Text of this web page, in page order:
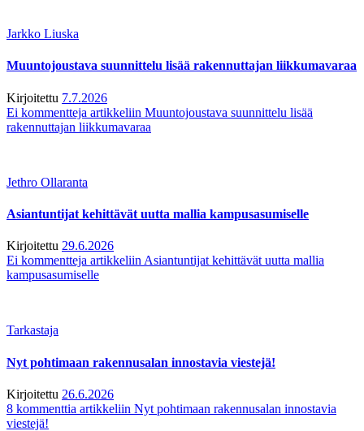
Jarkko Liuska
Muuntojoustava suunnittelu lisää rakennuttajan liikkumavaraa
Kirjoitettu 7.7.2026
Ei kommentteja artikkeliin Muuntojoustava suunnittelu lisää
rakennuttajan liikkumavaraa
Jethro Ollaranta
Asiantuntijat kehittävät uutta mallia kampusasumiselle
Kirjoitettu 29.6.2026
Ei kommentteja artikkeliin Asiantuntijat kehittävät uutta mallia
kampusasumiselle
Tarkastaja
Nyt pohtimaan rakennusalan innostavia viestejä!
Kirjoitettu 26.6.2026
8 kommenttia artikkeliin Nyt pohtimaan rakennusalan innostavia
viestejä!